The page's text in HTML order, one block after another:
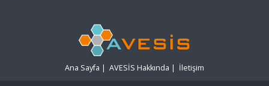
Ana Sayfa | AVESİS Hakkında | İletişim